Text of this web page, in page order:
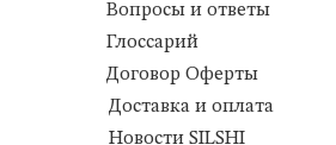
Новости SILSHI
Доставка и оплата
Договор Оферты
Глоссарий
Вопросы и ответы